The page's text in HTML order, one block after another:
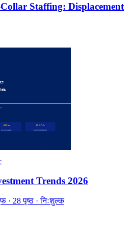
Staffing: Displacement
Trends 2026
· 28 पृष्ठ · निःशुल्क